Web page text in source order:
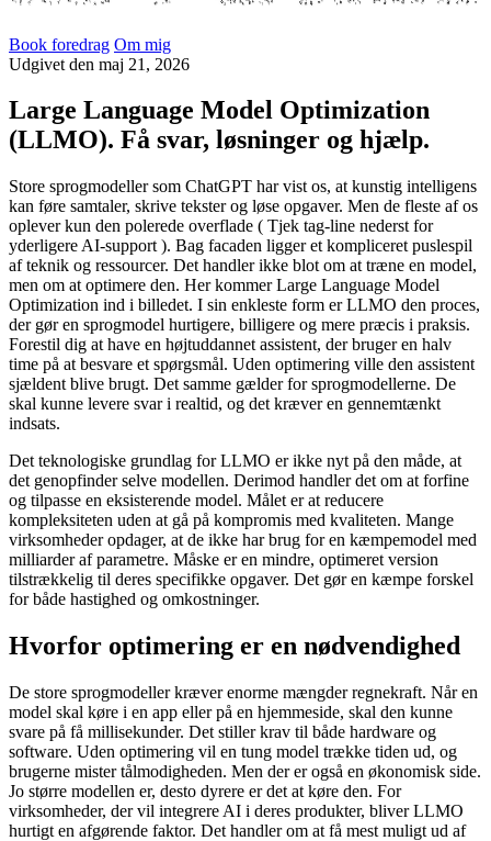
Book foredrag Om mig
Udgivet den maj 21, 2026
Large Language Model Optimization
(LLMO). Få svar, løsninger og hjælp.
Store sprogmodeller som ChatGPT har vist os, at kunstig intelligens
kan føre samtaler, skrive tekster og løse opgaver. Men de fleste af os
oplever kun den polerede overflade ( Tjek tag-line nederst for
yderligere AI-support ). Bag facaden ligger et kompliceret puslespil
af teknik og ressourcer. Det handler ikke blot om at træne en model,
men om at optimere den. Her kommer Large Language Model
Optimization ind i billedet. I sin enkleste form er LLMO den proces,
der gør en sprogmodel hurtigere, billigere og mere præcis i praksis.
Forestil dig at have en højtuddannet assistent, der bruger en halv
time på at besvare et spørgsmål. Uden optimering ville den assistent
sjældent blive brugt. Det samme gælder for sprogmodellerne. De
skal kunne levere svar i realtid, og det kræver en gennemtænkt
indsats.
Det teknologiske grundlag for LLMO er ikke nyt på den måde, at
det genopfinder selve modellen. Derimod handler det om at forfine
og tilpasse en eksisterende model. Målet er at reducere
kompleksiteten uden at gå på kompromis med kvaliteten. Mange
virksomheder opdager, at de ikke har brug for en kæmpemodel med
milliarder af parametre. Måske er en mindre, optimeret version
tilstrækkelig til deres specifikke opgaver. Det gør en kæmpe forskel
for både hastighed og omkostninger.
Hvorfor optimering er en nødvendighed
De store sprogmodeller kræver enorme mængder regnekraft. Når en
model skal køre i en app eller på en hjemmeside, skal den kunne
svare på få millisekunder. Det stiller krav til både hardware og
software. Uden optimering vil en tung model trække tiden ud, og
brugerne mister tålmodigheden. Men der er også en økonomisk side.
Jo større modellen er, desto dyrere er det at køre den. For
virksomheder, der vil integrere AI i deres produkter, bliver LLMO
hurtigt en afgørende faktor. Det handler om at få mest muligt ud af